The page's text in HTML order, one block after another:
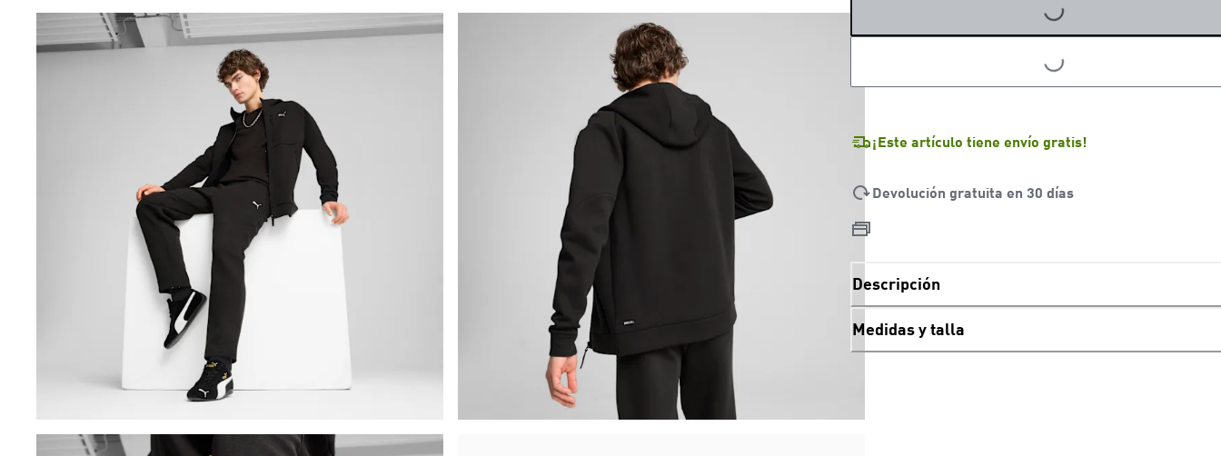
LOADING...
LOADING...
¡Este artículo tiene envío gratis!
Devolución gratuita en 30 días
Descripción
Medidas y talla